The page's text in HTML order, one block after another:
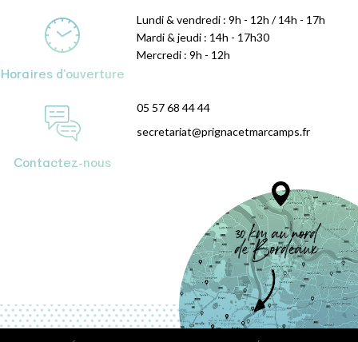
Horaires d'ouverture
Lundi & vendredi : 9h - 12h / 14h - 17h
Mardi & jeudi : 14h - 17h30
Mercredi : 9h - 12h
Contactez-nous
05 57 68 44 44
secretariat@prignacetmarcamps.fr